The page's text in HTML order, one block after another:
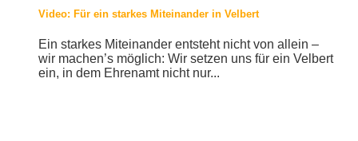
Video: Für ein starkes Miteinander in Velbert
Ein starkes Miteinander entsteht nicht von allein –
wir machen’s möglich: Wir setzen uns für ein Velbert
ein, in dem Ehrenamt nicht nur...